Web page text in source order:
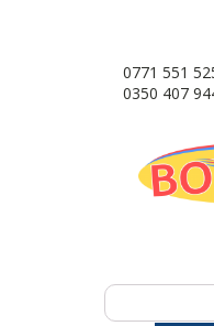
0771 551
0350 407